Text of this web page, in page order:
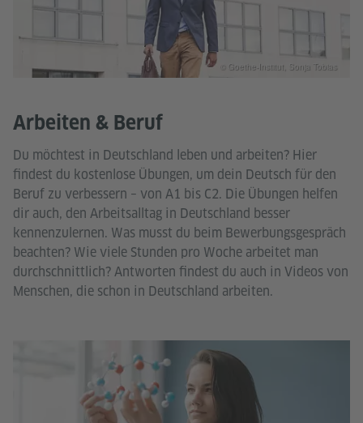
Arbeiten & Beruf
Du möchtest in Deutschland leben und arbeiten? Hier
findest du kostenlose Übungen, um dein Deutsch für den
Beruf zu verbessern – von A1 bis C2. Die Übungen helfen
dir auch, den Arbeitsalltag in Deutschland besser
kennenzulernen. Was musst du beim Bewerbungsgespräch
beachten? Wie viele Stunden pro Woche arbeitet man
durchschnittlich? Antworten findest du auch in Videos von
Menschen, die schon in Deutschland arbeiten.
© Goethe-Institut, Sonja Tobias